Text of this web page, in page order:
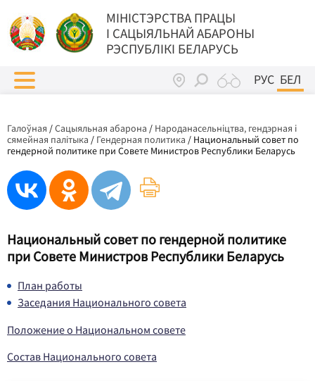
МIНIСТЭРСТВА ПРАЦЫ
I САЦЫЯЛЬНАЙ АБАРОНЫ
РЭСПУБЛІКІ БЕЛАРУСЬ
РУС БЕЛ
Галоўная /Сацыяльная абарона / Народанасельніцтва, гендэрная і
сямейная палітыка / Гендерная политика / Национальный совет по
гендерной политике при Совете Министров Республики Беларусь
Национальный совет по гендерной политике
при Совете Министров Республики Беларусь
План работы
Заседания Национального совета
Положение о Национальном совете
Состав Национального совета